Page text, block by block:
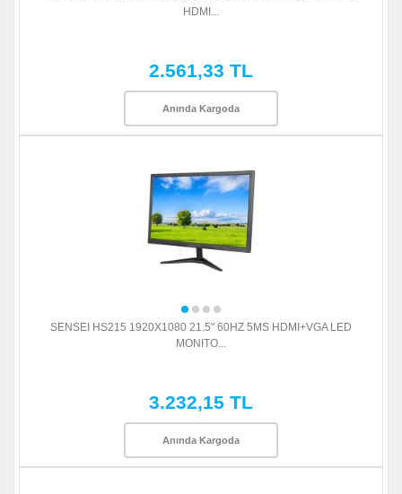
HDMI...
2.561,33 TL
Anında Kargoda
SENSEI HS215 1920X1080 21.5" 60HZ 5MS HDMI+VGA LED
MONITO...
3.232,15 TL
Anında Kargoda